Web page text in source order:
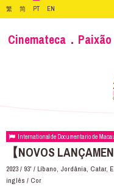
繁 简 PT EN
Cinemateca．Paixão
International de Documentario de
【NOVOS
2023 / 93' / Líbano, Jordânia,
inglês / Cor